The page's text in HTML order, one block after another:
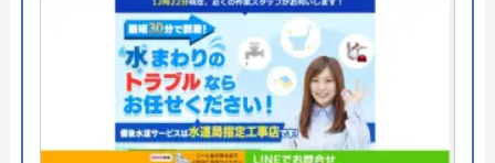
水の生活救急車の基本情報
株式会社生活救急車
代表者 楯広長
水工房リアルは水廻りの専門家として、水漏れやつ
まりなどの修理、リフォームサービスを提供してい
る業者です。給湯器の修理も可能なので、不具合が
発生したらご相談いただけます。対応エリアは広島
県三原市、尾道市、東広島市、福山市で本社のある